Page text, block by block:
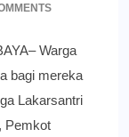
Warga
bagi mereka
Lakarsantri
Pemkot